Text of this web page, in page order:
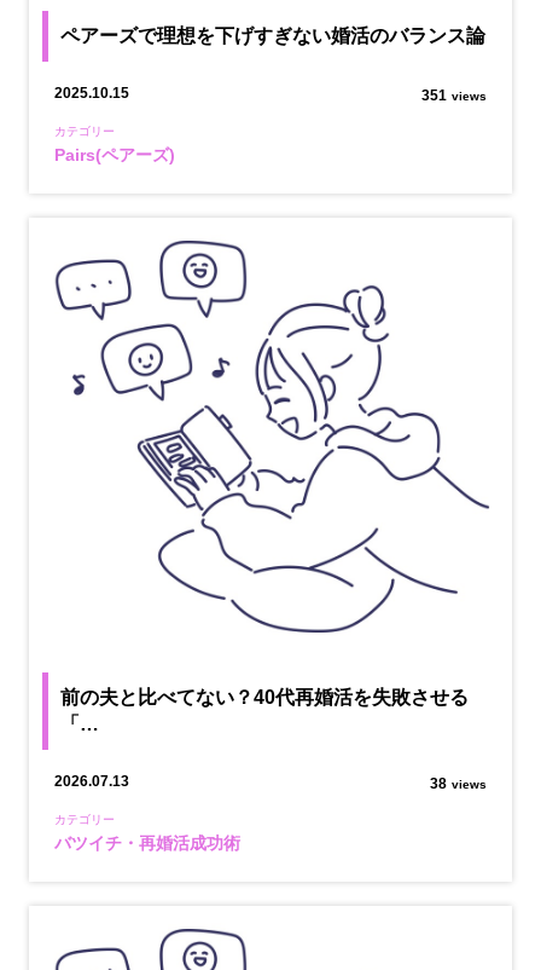
ペアーズで理想を下げすぎない婚活のバランス論
2025.10.15 351 views
カテゴリー
Pairs(ペアーズ)
前の夫と比べてない？40代再婚活を失敗させる
「…
2026.07.13 38 views
カテゴリー
バツイチ・再婚活成功術